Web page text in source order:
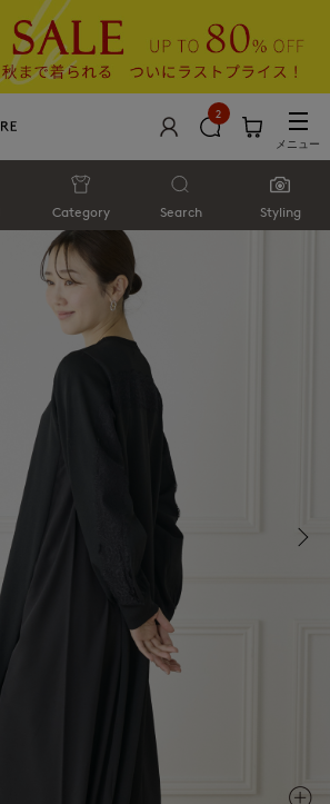
2
メニュー
Category Search Styling